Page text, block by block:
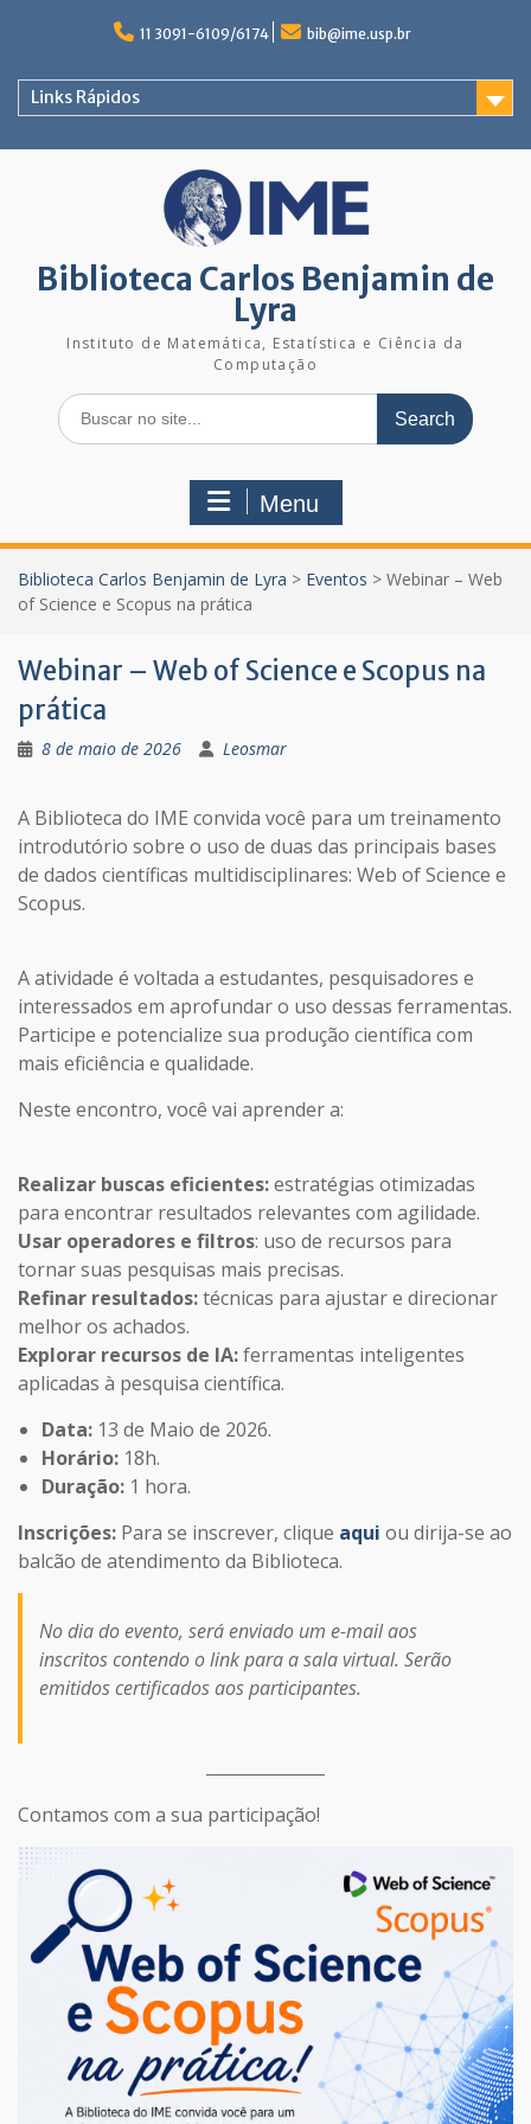
11 3091-6109/6174 bib@ime.usp.br
Links Rápidos
Biblioteca Carlos Benjamin de
Lyra
Instituto de Matemática, Estatística e Ciência da
Computação
Search
for:
Menu
Biblioteca Carlos Benjamin de Lyra > Eventos > Webinar – Web
of Science e Scopus na prática
Webinar – Web of Science e Scopus na
prática
8 de maio de 2026 Leosmar
A Biblioteca do IME convida você para um treinamento
introdutório sobre o uso de duas das principais bases
de dados científicas multidisciplinares: Web of Science e
Scopus.
A atividade é voltada a estudantes, pesquisadores e
interessados em aprofundar o uso dessas ferramentas.
Participe e potencialize sua produção científica com
mais eficiência e qualidade.
Neste encontro, você vai aprender a:
Realizar buscas eficientes:estratégias otimizadas
para encontrar resultados relevantes com agilidade.
Usar operadores e filtros: uso de recursos para
tornar suas pesquisas mais precisas.
Refinar resultados:técnicas para ajustar e direcionar
melhor os achados.
Explorar recursos de IA:ferramentas inteligentes
aplicadas à pesquisa científica.
Data: 13 de Maio de 2026.
Horário: 18h.
Duração: 1 hora.
Inscrições: Para se inscrever, clique aqui ou dirija-se ao
balcão de atendimento da Biblioteca.
No dia do evento, será enviado um e-mail aos
inscritos contendo o link para a sala virtual. Serão
emitidos certificados aos participantes.
Contamos com a sua participação!